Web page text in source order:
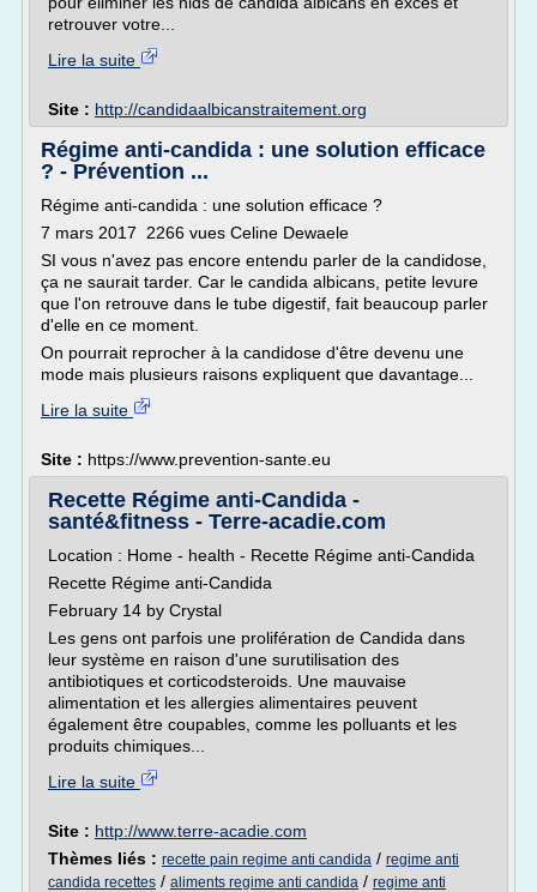
retrouver votre...
Lire la suite
Site : http://candidaalbicanstraitement.org
Régime anti-candida : une solution efficace
? - Prévention ...
Régime anti-candida : une solution efficace ?
7 mars 2017 2266 vues Celine Dewaele
SI vous n'avez pas encore entendu parler de la candidose,
ça ne saurait tarder. Car le candida albicans, petite levure
que l'on retrouve dans le tube digestif, fait beaucoup parler
d'elle en ce moment.
On pourrait reprocher à la candidose d'être devenu une
mode mais plusieurs raisons expliquent que davantage...
Lire la suite
Site : https://www.prevention-sante.eu
Recette Régime anti-Candida -
santé&fitness - Terre-acadie.com
Location : Home - health - Recette Régime anti-Candida
Recette Régime anti-Candida
February 14 by Crystal
Les gens ont parfois une prolifération de Candida dans
leur système en raison d'une surutilisation des
antibiotiques et corticodsteroids. Une mauvaise
alimentation et les allergies alimentaires peuvent
également être coupables, comme les polluants et les
produits chimiques...
Lire la suite
Site : http://www.terre-acadie.com
Thèmes liés : recette pain regime anti candida / regime anti
candida recettes / aliments regime anti candida / regime anti